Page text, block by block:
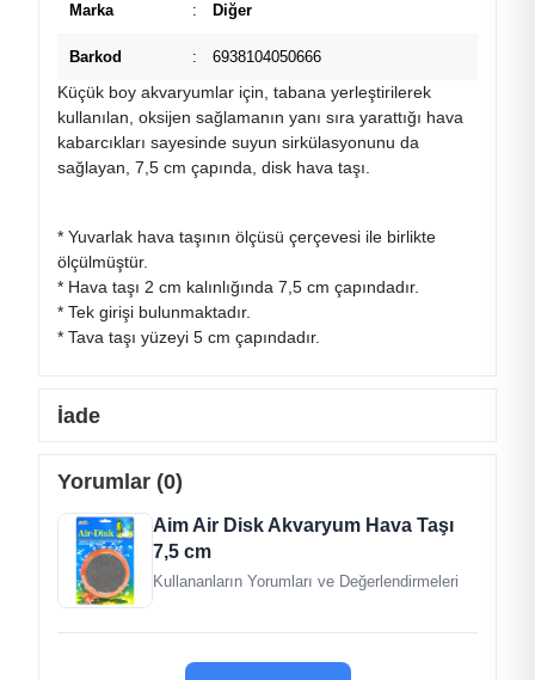
Marka : Diğer
Barkod : 6938104050666
Küçük boy akvaryumlar için, tabana yerleştirilerek
kullanılan, oksijen sağlamanın yanı sıra yarattığı hava
kabarcıkları sayesinde suyun sirkülasyonunu da
sağlayan, 7,5 cm çapında, disk hava taşı.
* Yuvarlak hava taşının ölçüsü çerçevesi ile birlikte
ölçülmüştür.
* Hava taşı 2 cm kalınlığında 7,5 cm çapındadır.
* Tek girişi bulunmaktadır.
* Tava taşı yüzeyi 5 cm çapındadır.
İade
Yorumlar (0)
Aim Air Disk Akvaryum Hava Taşı
7,5 cm
Kullananların Yorumları ve Değerlendirmeleri